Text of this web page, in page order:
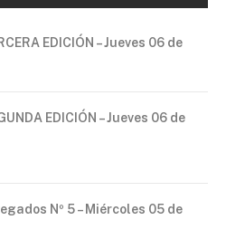
EDICIÓN – Jueves 06 de
EDICIÓN – Jueves 06 de
Nº 5 – Miércoles 05 de